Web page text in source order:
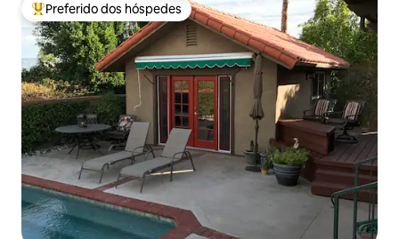
Entre os melhores preferidos dos hóspedes
Preferido dos hóspedes